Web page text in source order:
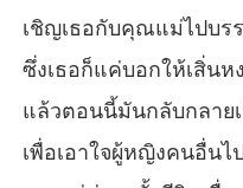
เชิญเธอกับคุณแม่ไปบร
ซึ่งเธอก็แค่บอกให้เสิ่นห
แล้วตอนนี้มันกลับกลายเ
เพื่อเอาใจผู้หญิงคนอื่นไ